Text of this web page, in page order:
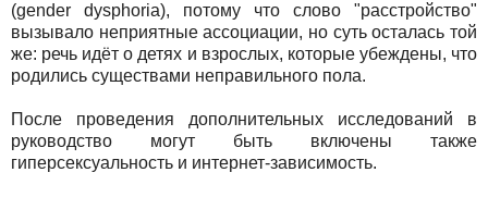
(gender dysphoria), потому что слово "расстройство"
вызывало неприятные ассоциации, но суть осталась той
же: речь идёт о детях и взрослых, которые убеждены, что
родились существами неправильного пола.
После проведения дополнительных исследований в
руководство могут быть включены также
гиперсексуальность и интернет-зависимость.